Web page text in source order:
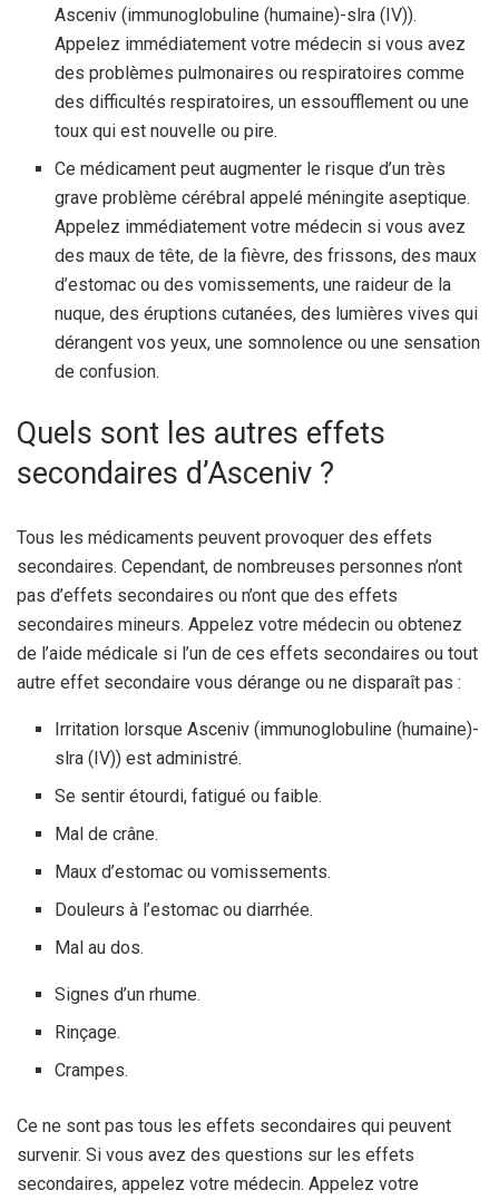
Asceniv (immunoglobuline (humaine)-slra (IV)).
Appelez immédiatement votre médecin si vous avez
des problèmes pulmonaires ou respiratoires comme
des difficultés respiratoires, un essoufflement ou une
toux qui est nouvelle ou pire.
Ce médicament peut augmenter le risque d’un très
grave problème cérébral appelé méningite aseptique.
Appelez immédiatement votre médecin si vous avez
des maux de tête, de la fièvre, des frissons, des maux
d’estomac ou des vomissements, une raideur de la
nuque, des éruptions cutanées, des lumières vives qui
dérangent vos yeux, une somnolence ou une sensation
de confusion.
Quels sont les autres effets
secondaires d’Asceniv ?
Tous les médicaments peuvent provoquer des effets
secondaires. Cependant, de nombreuses personnes n’ont
pas d’effets secondaires ou n’ont que des effets
secondaires mineurs. Appelez votre médecin ou obtenez
de l’aide médicale si l’un de ces effets secondaires ou tout
autre effet secondaire vous dérange ou ne disparaît pas :
Irritation lorsque Asceniv (immunoglobuline (humaine)-
slra (IV)) est administré.
Se sentir étourdi, fatigué ou faible.
Mal de crâne.
Maux d’estomac ou vomissements.
Douleurs à l’estomac ou diarrhée.
Mal au dos.
Signes d’un rhume.
Rinçage.
Crampes.
Ce ne sont pas tous les effets secondaires qui peuvent
survenir. Si vous avez des questions sur les effets
secondaires, appelez votre médecin. Appelez votre